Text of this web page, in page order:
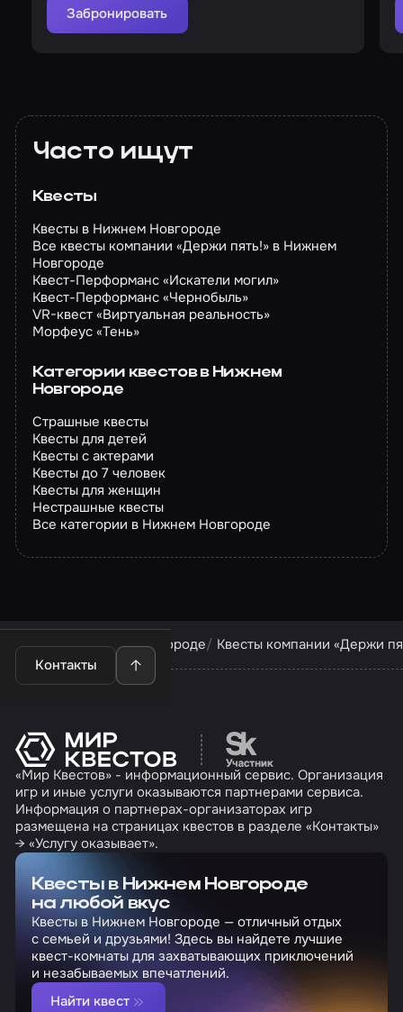
Забронировать
Часто ищут
Квесты
Квесты в Нижнем Новгороде
Все квесты компании «Держи пять!» в Нижнем
Новгороде
Квест-Перформанс «Искатели могил»
Квест-Перформанс «Чернобыль»
VR-квест «Виртуальная реальность»
Морфеус «Тень»
Категории квестов в Нижнем
Новгороде
Страшные квесты
Квесты для детей
Квесты с актерами
Квесты до 7 человек
Квесты для женщин
Нестрашные квесты
Все категории в Нижнем Новгороде
Контакты
Квесты в Нижнем Новгороде Квесты компании «Держи
Перейти на сайт
«Мир Квестов» - информационный сервис. Организация
игр и иные услуги оказываются партнерами сервиса.
Информация о партнерах-организаторах игр
размещена на страницах квестов в разделе «Контакты»
→ «Услугу оказывает».
Квесты в Нижнем Новгороде
на любой вкус
Квесты в Нижнем Новгороде — отличный отдых
с семьей и друзьями! Здесь вы найдете лучшие
квест-комнаты для захватывающих приключений
и незабываемых впечатлений.
Найти квест